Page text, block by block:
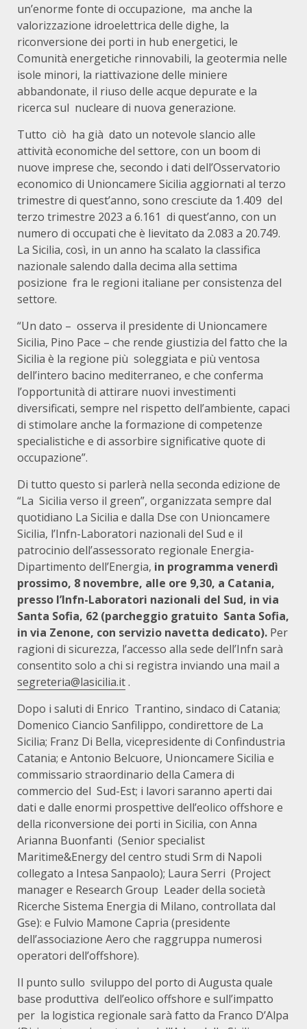
un’enorme fonte di occupazione, ma anche la
valorizzazione idroelettrica delle dighe, la
riconversione dei porti in hub energetici, le
Comunità energetiche rinnovabili, la geotermia nelle
isole minori, la riattivazione delle miniere
abbandonate, il riuso delle acque depurate e la
ricerca sul nucleare di nuova generazione.
Tutto ciò ha già dato un notevole slancio alle
attività economiche del settore, con un boom di
nuove imprese che, secondo i dati dell’Osservatorio
economico di Unioncamere Sicilia aggiornati al terzo
trimestre di quest’anno, sono cresciute da 1.409 del
terzo trimestre 2023 a 6.161 di quest’anno, con un
numero di occupati che è lievitato da 2.083 a 20.749.
La Sicilia, così, in un anno ha scalato la classifica
nazionale salendo dalla decima alla settima
posizione fra le regioni italiane per consistenza del
settore.
“Un dato – osserva il presidente di Unioncamere
Sicilia, Pino Pace – che rende giustizia del fatto che la
Sicilia è la regione più soleggiata e più ventosa
dell’intero bacino mediterraneo, e che conferma
l’opportunità di attirare nuovi investimenti
diversificati, sempre nel rispetto dell’ambiente, capaci
di stimolare anche la formazione di competenze
specialistiche e di assorbire significative quote di
occupazione”.
Di tutto questo si parlerà nella seconda edizione de
“La Sicilia verso il green”, organizzata sempre dal
quotidiano La Sicilia e dalla Dse con Unioncamere
Sicilia, l’Infn-Laboratori nazionali del Sud e il
patrocinio dell’assessorato regionale Energia-
Dipartimento dell’Energia, in programma venerdì
prossimo, 8 novembre, alle ore 9,30, a Catania,
presso l’Infn-Laboratori nazionali del Sud, in via
Santa Sofia, 62 (parcheggio gratuito Santa Sofia,
in via Zenone, con servizio navetta dedicato). Per
ragioni di sicurezza, l’accesso alla sede dell’Infn sarà
consentito solo a chi si registra inviando una mail a
segreteria@lasicilia.it.
Dopo i saluti di Enrico Trantino, sindaco di Catania;
Domenico Ciancio Sanfilippo, condirettore de La
Sicilia; Franz Di Bella, vicepresidente di Confindustria
Catania; e Antonio Belcuore, Unioncamere Sicilia e
commissario straordinario della Camera di
commercio del Sud-Est; i lavori saranno aperti dai
dati e dalle enormi prospettive dell’eolico offshore e
della riconversione dei porti in Sicilia, con Anna
Arianna Buonfanti (Senior specialist
Maritime&Energy del centro studi Srm di Napoli
collegato a Intesa Sanpaolo); Laura Serri (Project
manager e Research Group Leader della società
Ricerche Sistema Energia di Milano, controllata dal
Gse): e Fulvio Mamone Capria (presidente
dell’associazione Aero che raggruppa numerosi
operatori dell’offshore).
Il punto sullo sviluppo del porto di Augusta quale
base produttiva dell’eolico offshore e sull’impatto
per la logistica regionale sarà fatto da Franco D’Alpa